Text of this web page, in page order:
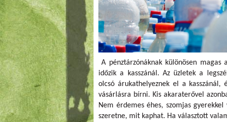
A pénztárzónáknak különösen
időzik a kasszánál. Az üzletek a
olcsó árukathelyeznek el a
vásárlásra bírni. Kis akaraterővel
Nem érdemes éhes, szomjas
szeretne, mit kaphat. Ha választott